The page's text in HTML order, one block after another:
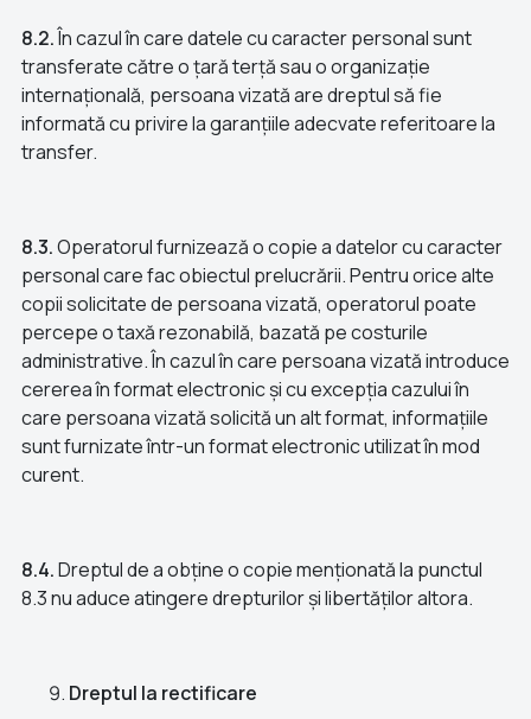
8.2.În cazul în care datele cu caracter personal sunt
transferate către o țară terță sau o organizație
internațională, persoana vizată are dreptul să fie
informată cu privire la garanțiile adecvate referitoare la
transfer.
8.3.Operatorul furnizează o copie a datelor cu caracter
personal care fac obiectul prelucrării. Pentru orice alte
copii solicitate de persoana vizată, operatorul poate
percepe o taxă rezonabilă, bazată pe costurile
administrative. În cazul în care persoana vizată introduce
cererea în format electronic și cu excepția cazului în
care persoana vizată solicită un alt format, informațiile
sunt furnizate într-un format electronic utilizat în mod
curent.
8.4.Dreptul de a obține o copie menționată la punctul
8.3 nu aduce atingere drepturilor și libertăților altora.
Dreptul la rectificare